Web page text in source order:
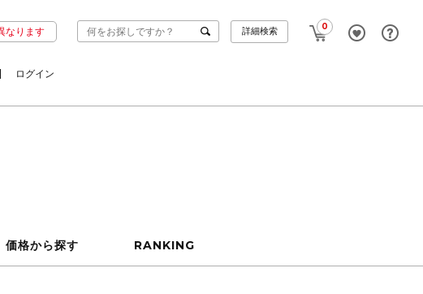
なります 0
詳細検索
ログイン
価格から探す RANKING